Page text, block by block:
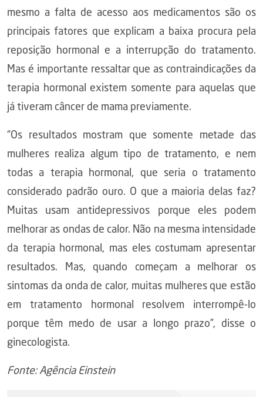
mesmo a falta de acesso aos medicamentos são os
principais fatores que explicam a baixa procura pela
reposição hormonal e a interrupção do tratamento.
Mas é importante ressaltar que as contraindicações da
terapia hormonal existem somente para aquelas que
já tiveram câncer de mama previamente.
“Os resultados mostram que somente metade das
mulheres realiza algum tipo de tratamento, e nem
todas a terapia hormonal, que seria o tratamento
considerado padrão ouro. O que a maioria delas faz?
Muitas usam antidepressivos porque eles podem
melhorar as ondas de calor. Não na mesma intensidade
da terapia hormonal, mas eles costumam apresentar
resultados. Mas, quando começam a melhorar os
sintomas da onda de calor, muitas mulheres que estão
em tratamento hormonal resolvem interrompê-lo
porque têm medo de usar a longo prazo”, disse o
ginecologista.
Fonte: Agência Einstein